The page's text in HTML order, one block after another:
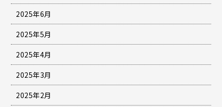
2025年6月
2025年5月
2025年4月
2025年3月
2025年2月